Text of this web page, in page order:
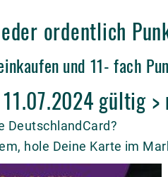
ordentlich
und 11- fach
gültig >
DeutschlandCard?
hole Deine Karte im